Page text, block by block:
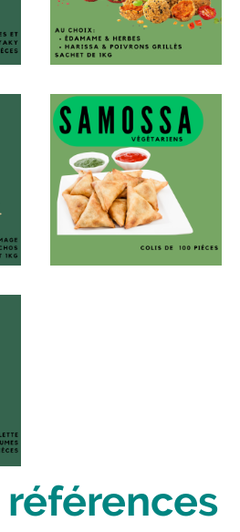
références